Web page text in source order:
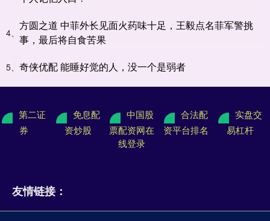
4、
方圆之道 中菲外长见面火药味十足，王毅点名菲军警挑
事，最后将自食苦果
5、 奇侠优配 能睡好觉的人，没一个是弱者
第二证
券
免息配
资炒股
中国股
票配资网在
线登录
合法配
资平台排名
实盘交
易杠杆
友情链接：